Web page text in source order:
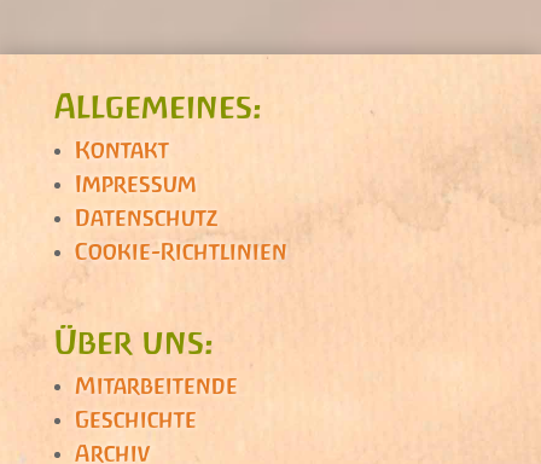
Allgemeines:
Kontakt
Impressum
Datenschutz
Cookie-Richtlinien
Über uns:
Mitarbeitende
Geschichte
Archiv